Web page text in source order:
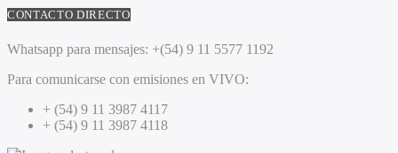
CONTACTO DIRECTO
Whatsapp para mensajes: +(54) 9 11 5577 1192
Para comunicarse con emisiones en VIVO:
+ (54) 9 11 3987 4117
+ (54) 9 11 3987 4118